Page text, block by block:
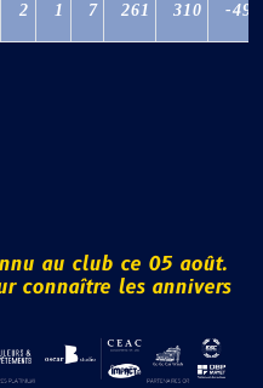
2 1 7 261 310 -49
nnu au club ce 05 août.
r connaître les annivers